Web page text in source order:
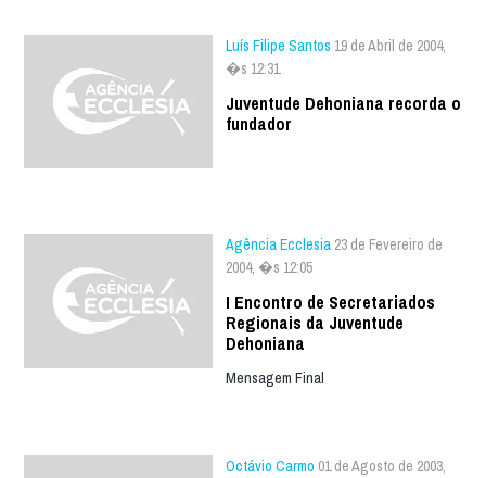
Luís Filipe Santos 19 de Abril de 2004,
�s 12:31
Juventude Dehoniana recorda o
fundador
Agência Ecclesia 23 de Fevereiro de
2004, �s 12:05
I Encontro de Secretariados
Regionais da Juventude
Dehoniana
Mensagem Final
Octávio Carmo 01 de Agosto de 2003,